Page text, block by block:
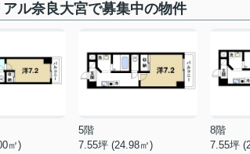
ル奈良大宮で募集中の物件
㎡)
5階
7.55坪 (24.98㎡)
8階
7.55坪